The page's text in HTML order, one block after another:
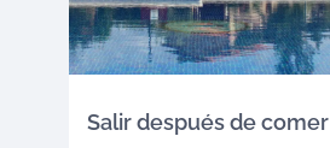
Salir después de comer